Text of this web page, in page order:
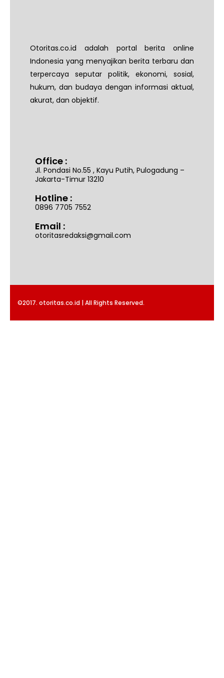
Otoritas.co.id adalah portal berita online
Indonesia yang menyajikan berita terbaru dan
terpercaya seputar politik, ekonomi, sosial,
hukum, dan budaya dengan informasi aktual,
akurat, dan objektif.
Office :
Jl. Pondasi No.55 , Kayu Putih, Pulogadung –
Jakarta-Timur 13210
Hotline :
0896 7705 7552
Email :
otoritasredaksi@gmail.com
©2017. otoritas.co.id | All Rights Reserved.